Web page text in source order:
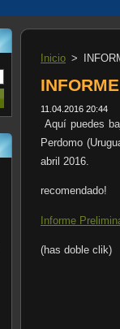
Inicio >
11.04.2016 20:44
Aquí puedes
Perdomo
abril 2016.
recomendado!
Informe
(has doble clik)